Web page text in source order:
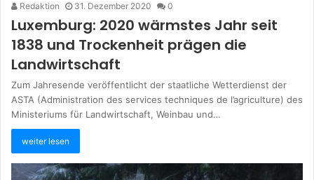
Redaktion 31. Dezember 2020 0
Luxemburg: 2020 wärmstes Jahr seit
1838 und Trockenheit prägen die
Landwirtschaft
Zum Jahresende veröffentlicht der staatliche Wetterdienst der
ASTA (Administration des services techniques de l’agriculture) des
Ministeriums für Landwirtschaft, Weinbau und…
weiter lesen